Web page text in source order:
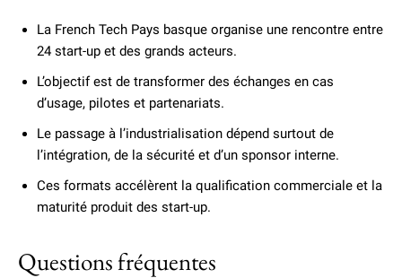
La French Tech Pays basque organise une rencontre entre
24 start-up et des grands acteurs.
L’objectif est de transformer des échanges en cas
d’usage, pilotes et partenariats.
Le passage à l’industrialisation dépend surtout de
l’intégration, de la sécurité et d’un sponsor interne.
Ces formats accélèrent la qualification commerciale et la
maturité produit des start-up.
Questions fréquentes